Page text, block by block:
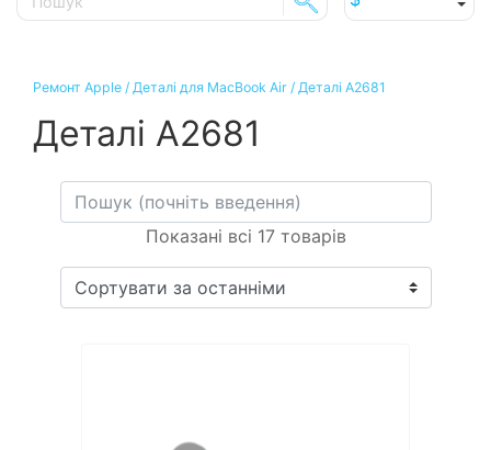
Ремонт Apple / Деталі для MacBook Air / Деталі A2681
Деталі A2681
Показані всі 17 товарів